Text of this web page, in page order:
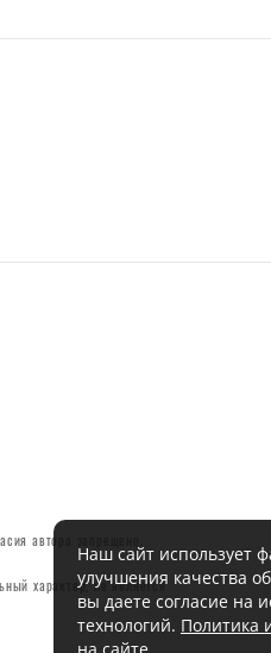
автора запрещено.
характер, не является
Наш сайт использует
улучшения качества
вы даете согласие на
технологий. Политика